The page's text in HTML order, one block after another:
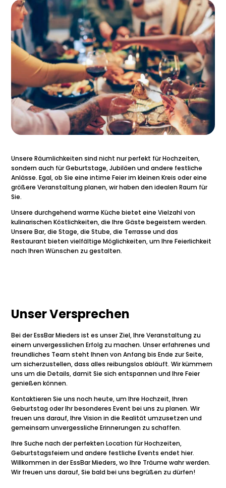
Unsere Räumlichkeiten sind nicht nur perfekt für Hochzeiten,
sondern auch für Geburtstage, Jubiläen und andere festliche
Anlässe. Egal, ob Sie eine intime Feier im kleinen Kreis oder eine
größere Veranstaltung planen, wir haben den idealen Raum für
Sie.
Unsere durchgehend warme Küche bietet eine Vielzahl von
kulinarischen Köstlichkeiten, die Ihre Gäste begeistern werden.
Unsere Bar, die Stage, die Stube, die Terrasse und das
Restaurant bieten vielfältige Möglichkeiten, um Ihre Feierlichkeit
nach Ihren Wünschen zu gestalten.
Unser Versprechen
Bei der EssBar Mieders ist es unser Ziel, Ihre Veranstaltung zu
einem unvergesslichen Erfolg zu machen. Unser erfahrenes und
freundliches Team steht Ihnen von Anfang bis Ende zur Seite,
um sicherzustellen, dass alles reibungslos abläuft. Wir kümmern
uns um die Details, damit Sie sich entspannen und Ihre Feier
genießen können.
Kontaktieren Sie uns noch heute, um Ihre Hochzeit, Ihren
Geburtstag oder Ihr besonderes Event bei uns zu planen. Wir
freuen uns darauf, Ihre Vision in die Realität umzusetzen und
gemeinsam unvergessliche Erinnerungen zu schaffen.
Ihre Suche nach der perfekten Location für Hochzeiten,
Geburtstagsfeiern und andere festliche Events endet hier.
Willkommen in der EssBar Mieders, wo Ihre Träume wahr werden.
Wir freuen uns darauf, Sie bald bei uns begrüßen zu dürfen!